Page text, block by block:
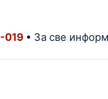
• За све